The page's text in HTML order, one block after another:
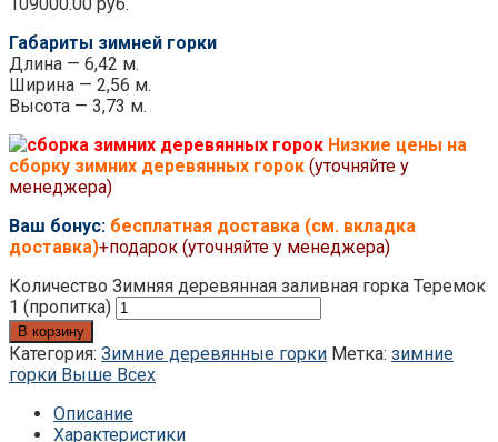
Габариты зимней горки
Длина — 6,42 м.
Ширина — 2,56 м.
Высота — 3,73 м.
Низкие цены на
сборку зимних деревянных горок (уточняйте у
менеджера)
Ваш бонус: бесплатная доставка (см. вкладка
доставка)+подарок (уточняйте у менеджера)
Количество Зимняя деревянная заливная горка Теремок
1 (пропитка)
В корзину
Категория: Зимние деревянные горки Метка: зимние
горки Выше Всех
Описание
Характеристики